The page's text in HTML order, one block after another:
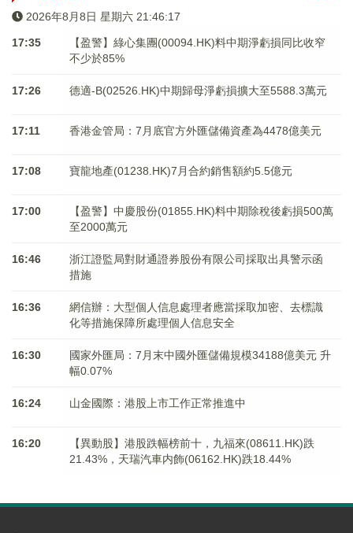
2026年8月8日 星期六 21:46:18
17:35
【盈警】綠心集團(00094.HK)料中期淨虧損同比收窄
不少於85%
17:26 德適-B(02526.HK)中期歸母淨虧損擴大至5588.3萬元
17:11 香港金管局：7月底官方外匯儲備資產為4478億美元
17:08 寶龍地產(01238.HK)7月合約銷售額約5.5億元
17:00
【盈警】中慶股份(01855.HK)料中期除稅後虧損500萬
至2000萬元
16:46
浙江證監局對財通證券股份有限公司採取出具警示函
措施
16:36
網信辦：大型個人信息處理者應當採取加密、去標識
化等措施保障所處理個人信息安全
16:30
國家外匯局：7月末中國外匯儲備規模34188億美元 升
幅0.07%
16:24 山金國際：港股上市工作正常推進中
16:20
【異動股】港股跌幅榜前十，九福來(08611.HK)跌
21.43%，天瑞汽車内飾(06162.HK)跌18.44%